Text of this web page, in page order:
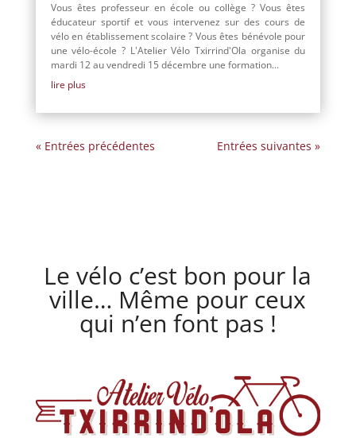
Vous êtes professeur en école ou collège ? Vous êtes
éducateur sportif et vous intervenez sur des cours de
vélo en établissement scolaire ? Vous êtes bénévole pour
une vélo-école ? L'Atelier Vélo Txirrind'Ola organise du
mardi 12 au vendredi 15 décembre une formation...
lire plus
« Entrées précédentes Entrées suivantes »
Le vélo c’est bon pour la
ville… Même pour ceux
qui n’en font pas !